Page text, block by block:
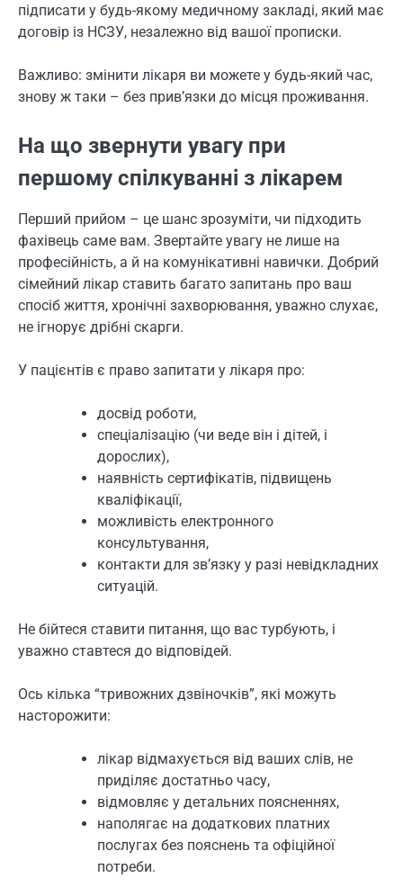
підписати у будь-якому медичному закладі, який має
договір із НСЗУ, незалежно від вашої прописки.
Важливо: змінити лікаря ви можете у будь-який час,
знову ж таки – без прив’язки до місця проживання.
На що звернути увагу при
першому спілкуванні з лікарем
Перший прийом – це шанс зрозуміти, чи підходить
фахівець саме вам. Звертайте увагу не лише на
професійність, а й на комунікативні навички. Добрий
сімейний лікар ставить багато запитань про ваш
спосіб життя, хронічні захворювання, уважно слухає,
не ігнорує дрібні скарги.
У пацієнтів є право запитати у лікаря про:
досвід роботи,
спеціалізацію (чи веде він і дітей, і
дорослих),
наявність сертифікатів, підвищень
кваліфікації,
можливість електронного
консультування,
контакти для зв’язку у разі невідкладних
ситуацій.
Не бійтеся ставити питання, що вас турбують, і
уважно ставтеся до відповідей.
Ось кілька “тривожних дзвіночків”, які можуть
насторожити:
лікар відмахується від ваших слів, не
приділяє достатньо часу,
відмовляє у детальних поясненнях,
наполягає на додаткових платних
послугах без пояснень та офіційної
потреби.